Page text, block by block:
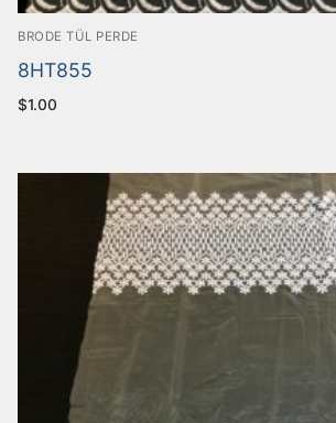
BRODE TÜL PERDE
8HT855
$1.00